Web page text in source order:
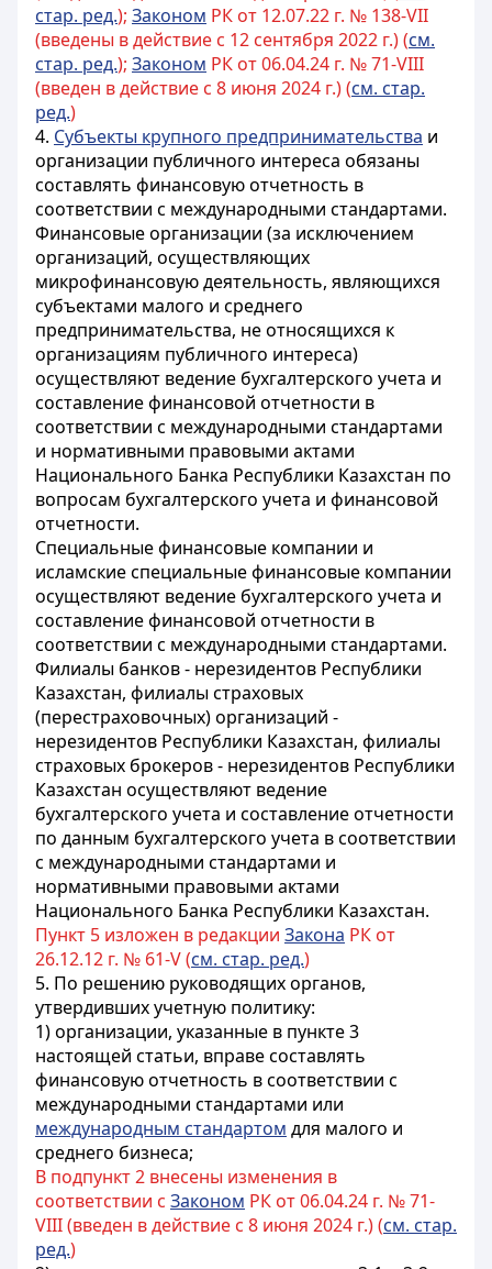
стар. ред.); Законом РК от 12.07.22 г. № 138-VII
(введены в действие с 12 сентября 2022 г.) (см.
стар. ред.); Законом РК от 06.04.24 г. № 71-VIII
(введен в действие с 8 июня 2024 г.) (см. стар.
ред.)
4. Субъекты крупного предпринимательства и
организации публичного интереса обязаны
составлять финансовую отчетность в
соответствии с международными стандартами.
Финансовые организации (за исключением
организаций, осуществляющих
микрофинансовую деятельность, являющихся
субъектами малого и среднего
предпринимательства, не относящихся к
организациям публичного интереса)
осуществляют ведение бухгалтерского учета и
составление финансовой отчетности в
соответствии c международными стандартами
и нормативными правовыми актами
Национального Банка Республики Казахстан по
вопросам бухгалтерского учета и финансовой
отчетности.
Специальные финансовые компании и
исламские специальные финансовые компании
осуществляют ведение бухгалтерского учета и
составление финансовой отчетности в
соответствии с международными стандартами.
Филиалы банков - нерезидентов Республики
Казахстан, филиалы страховых
(перестраховочных) организаций -
нерезидентов Республики Казахстан, филиалы
страховых брокеров - нерезидентов Республики
Казахстан осуществляют ведение
бухгалтерского учета и составление отчетности
по данным бухгалтерского учета в соответствии
с международными стандартами и
нормативными правовыми актами
Национального Банка Республики Казахстан.
Пункт 5 изложен в редакции Закона РК от
26.12.12 г. № 61-V (см. стар. ред.)
5. По решению руководящих органов,
утвердивших учетную политику:
1) организации, указанные в пункте 3
настоящей статьи, вправе составлять
финансовую отчетность в соответствии с
международными стандартами или
международным стандартом для малого и
среднего бизнеса;
В подпункт 2 внесены изменения в
соответствии с Законом РК от 06.04.24 г. № 71-
VIII (введен в действие с 8 июня 2024 г.) (см. стар.
ред.)